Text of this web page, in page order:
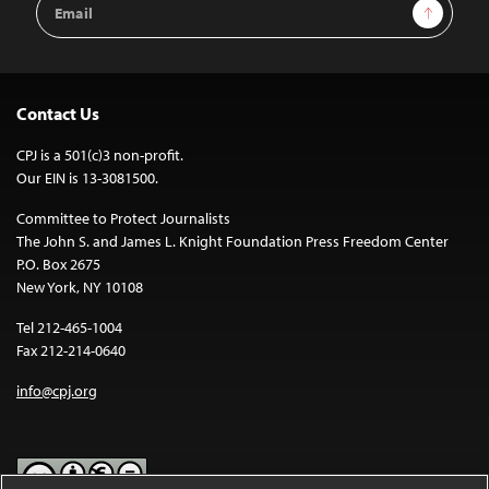
Address
Sign Up
Contact Us
CPJ is a 501(c)3 non-profit.
Our EIN is 13-3081500.
Committee to Protect Journalists
The John S. and James L. Knight Foundation Press Freedom Center
P.O. Box 2675
New York, NY 10108
Tel 212-465-1004
Fax 212-214-0640
info@cpj.org